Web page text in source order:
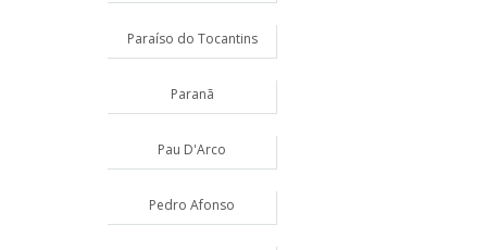
Paraíso do Tocantins
Paranã
Pau D'Arco
Pedro Afonso